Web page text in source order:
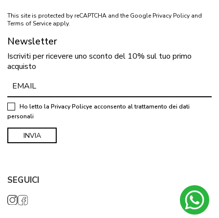
This site is protected by reCAPTCHA and the Google Privacy Policy and
Terms of Service apply.
Newsletter
Iscriviti per ricevere uno sconto del 10% sul tuo primo
acquisto
Ho letto la Privacy Policye acconsento al trattamento dei dati
personali
SEGUICI